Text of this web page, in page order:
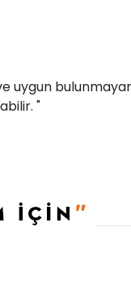
uygun
"